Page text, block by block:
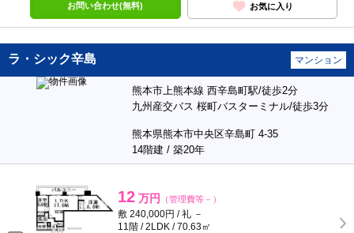
お問い合わせ(無料) お気に入り
ラ・シック辛島 マンション
熊本市上熊本線 西辛島町駅/徒歩2分
九州産交バス 桜町バスターミナル/徒歩3分
熊本県熊本市中央区辛島町 4-35
14階建 / 築20年
12 万円 （管理費等－）
敷 240,000円 / 礼 －
11階 / 2LDK / 70.63㎡